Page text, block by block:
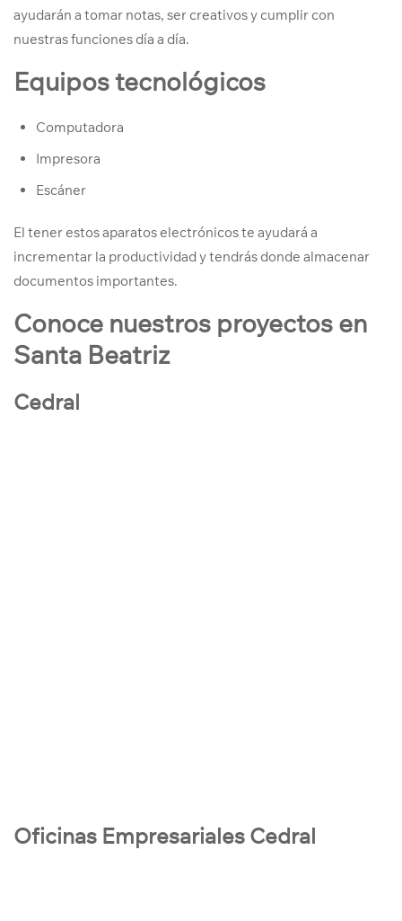
ayudarán a tomar notas, ser creativos y cumplir con
nuestras funciones día a día.
Equipos tecnológicos
Computadora
Impresora
Escáner
El tener estos aparatos electrónicos te ayudará a
incrementar la productividad y tendrás donde almacenar
documentos importantes.
Conoce nuestros proyectos en
Santa Beatriz
Cedral
Oficinas Empresariales Cedral